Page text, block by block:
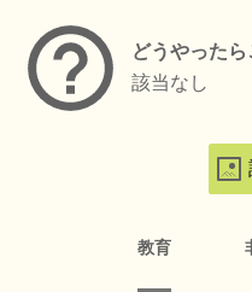
どうやった
該当なし
教育